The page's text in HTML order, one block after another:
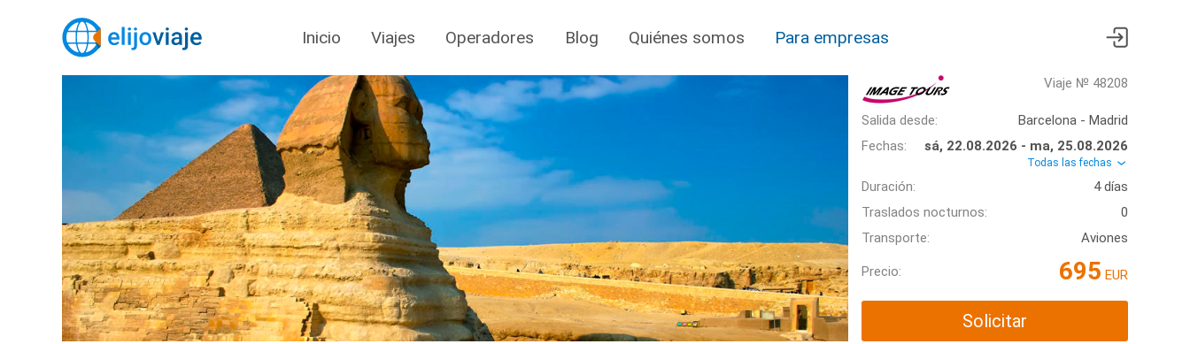
Inicio Viajes Operadores Blog Quiénes somos Para empresas
Viaje № 48208
Salida desde:
Barcelona - Madrid
Fechas:
sá, 22.08.2026 - ma, 25.08.2026
Todas las fechas
Duración:
4 días
Traslados nocturnos:
0
Transporte:
Aviones
Precio: 695 EUR
Solicitar